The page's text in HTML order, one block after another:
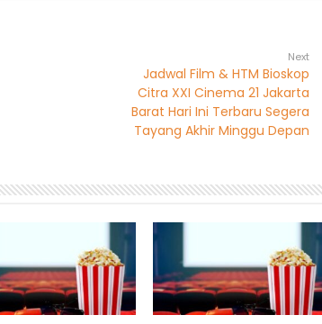
Next
Jadwal Film & HTM Bioskop
Citra XXI Cinema 21 Jakarta
Barat Hari Ini Terbaru Segera
Tayang Akhir Minggu Depan